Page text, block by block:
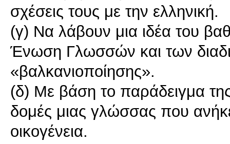
σχέσεις τους με την ελληνική.
(γ) Να λάβουν μια ιδέα του
Ένωση Γλωσσών και των
«βαλκανιοποίησης».
(δ) Με βάση το παράδειγμα της
δομές μιας γλώσσας που
οικογένεια.